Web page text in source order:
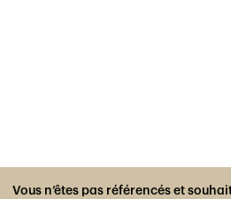
Vous n’êtes pas référencés et